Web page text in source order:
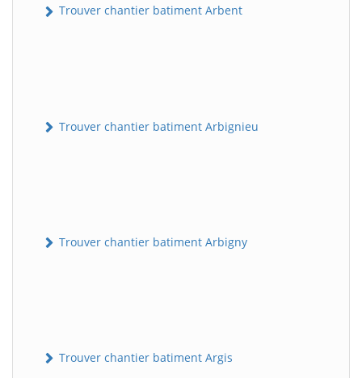
Trouver chantier batiment Arbent
Trouver chantier batiment Arbignieu
Trouver chantier batiment Arbigny
Trouver chantier batiment Argis